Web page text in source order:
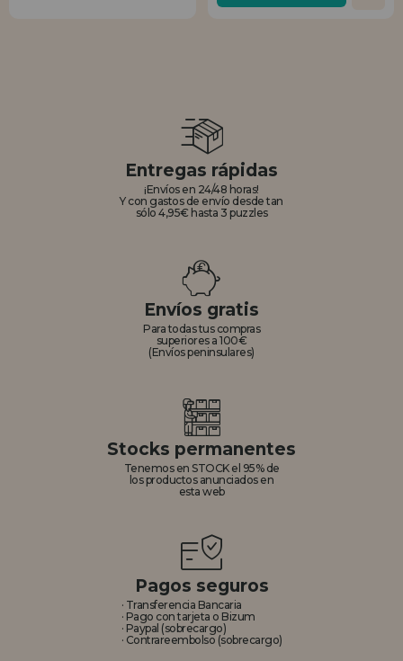
Entregas rápidas
¡Envíos en 24/48 horas!
Y con gastos de envío desde tan
sólo 4,95€ hasta 3 puzzles
Envíos gratis
Para todas tus compras
superiores a 100€
(Envíos peninsulares)
Stocks permanentes
Tenemos en STOCK el 95% de
los productos anunciados en
esta web
Pagos seguros
· Transferencia Bancaria
· Pago con tarjeta o Bizum
· Paypal (sobrecargo)
· Contrareembolso (sobrecargo)